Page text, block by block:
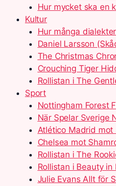
Hur mycket ska en
Kultur
Hur många
Daniel Larsson
The Christmas
Crouching Tiger
Rollistan i The
Sport
Nottingham Forest
När Spelar Sverige
Atlético Madrid mot
Chelsea mot
Rollistan i The
Rollistan i Beauty
Julie Evans Allt för